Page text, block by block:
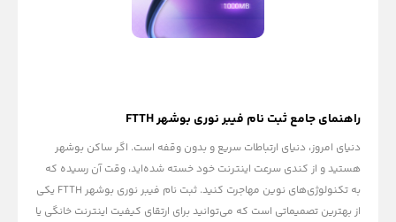
راهنمای جامع ثبت نام فیبر نوری بوشهر FTTH
دنیای امروز، دنیای ارتباطات سریع و بدون وقفه است. اگر ساکن بوشهر
هستید و از کندی سرعت اینترنت خود خسته شده‌اید، وقت آن رسیده که
به تکنولوژی‌های نوین مهاجرت کنید. ثبت نام فیبر نوری بوشهر FTTH یکی
از بهترین تصمیماتی است که می‌توانید برای ارتقای کیفیت اینترنت خانگی یا